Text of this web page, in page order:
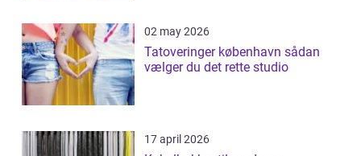
02 may 2026
Tatoveringer københavn sådan
vælger du det rette studio
17 april 2026